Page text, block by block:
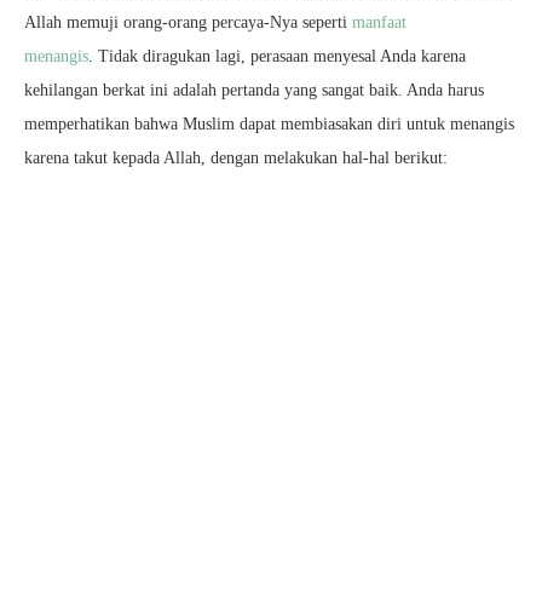
Allah memuji orang-orang percaya-Nya seperti manfaat
menangis. Tidak diragukan lagi, perasaan menyesal Anda karena
kehilangan berkat ini adalah pertanda yang sangat baik. Anda harus
memperhatikan bahwa Muslim dapat membiasakan diri untuk menangis
karena takut kepada Allah, dengan melakukan hal-hal berikut: